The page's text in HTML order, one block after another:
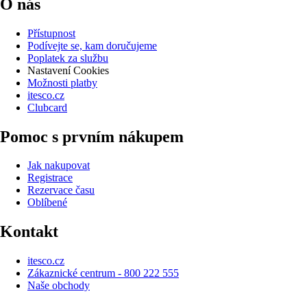
O nás
Přístupnost
Podívejte se, kam doručujeme
Poplatek za službu
Nastavení Cookies
Možnosti platby
itesco.cz
Clubcard
Pomoc s prvním nákupem
Jak nakupovat
Registrace
Rezervace času
Oblíbené
Kontakt
itesco.cz
Zákaznické centrum - 800 222 555
Naše obchody